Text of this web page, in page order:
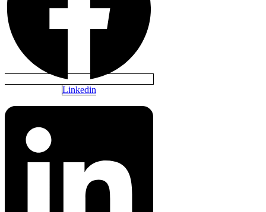
Linkedin